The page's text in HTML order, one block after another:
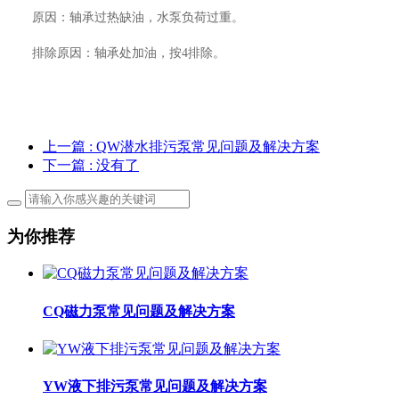
原因：轴承过热缺油，水泵负荷过重。
排除原因：轴承处加油，按4排除。
上一篇 : QW潜水排污泵常见问题及解决方案
下一篇 : 没有了
为你推荐
CQ磁力泵常见问题及解决方案
YW液下排污泵常见问题及解决方案